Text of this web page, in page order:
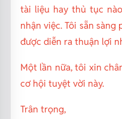
tài liệu hay thủ tục
nhận việc. Tôi sẵn
được diễn ra thuận lợi
Một lần nữa, tôi xin
cơ hội tuyệt vời này.
Trân trọng,